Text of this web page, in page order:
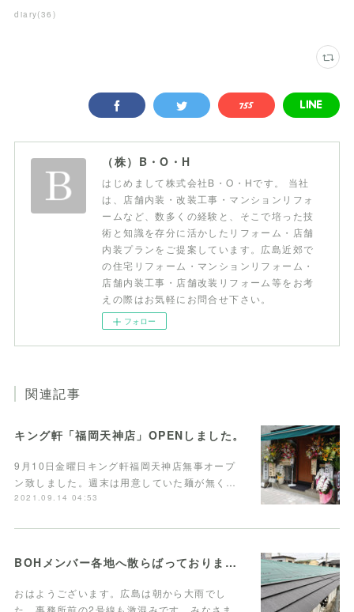
diary(36 )
（株）B・O・H
はじめまして株式会社B・O・Hです。 当社
は、店舗内装・改装工事・マンションリフォ
ームなど、数多くの経験と、そこで培った技
術と知識を存分に活かしたリフォーム・店舗
内装プランをご提案しています。広島近郊で
の住宅リフォーム・マンションリフォーム・
店舗内装工事・店舗改装リフォーム等をお考
えの際はお気軽にお問合せ下さい。
フォロー
関連記事
キング軒「福岡天神店」OPENしました。
9月10日金曜日キング軒福岡天神店無事オープ
ン致しました。週末は用意していた麺が無く…
2021.09.14 04:53
BOHメンバー各地へ散らばっております！
おはようございます。広島は朝から大雨でし